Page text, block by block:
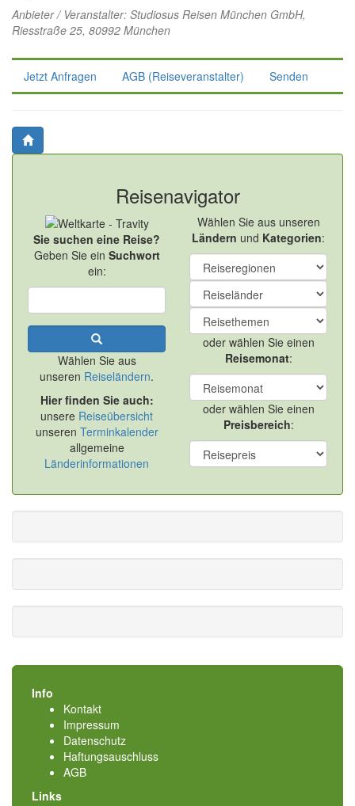
Anbieter / Veranstalter: Studiosus Reisen München GmbH,
Riesstraße 25, 80992 München
Jetzt Anfragen AGB (Reiseveranstalter) Senden
Reisenavigator
Sie suchen eine Reise?
Geben Sie ein Suchwort
ein:
Wählen Sie aus
unseren Reiseländern.
Hier finden Sie auch:
unsere Reiseübersicht
unseren Terminkalender
allgemeine
Länderinformationen
Wählen Sie aus unseren
Ländern und Kategorien:
oder wählen Sie einen
Reisemonat:
oder wählen Sie einen
Preisbereich:
Info
Kontakt
Impressum
Datenschutz
Haftungsauschluss
AGB
Links